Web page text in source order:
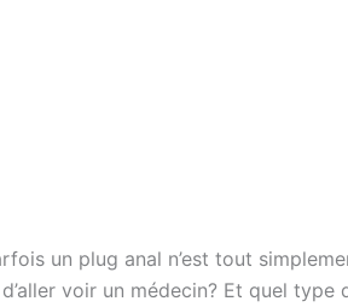
un plug anal n’est tout
voir un médecin? Et quel